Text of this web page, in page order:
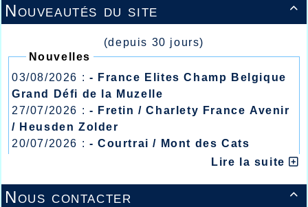

Nouveautés du site
(depuis 30 jours)
Nouvelles
03/08/2026 : - France Elites Champ Belgique
Grand Défi de la Muzelle
27/07/2026 : - Fretin / Charlety France Avenir
/ Heusden Zolder
20/07/2026 : - Courtrai / Mont des Cats
- Lyon / Meeting Abeilles /Lire la suite

Nous contacter